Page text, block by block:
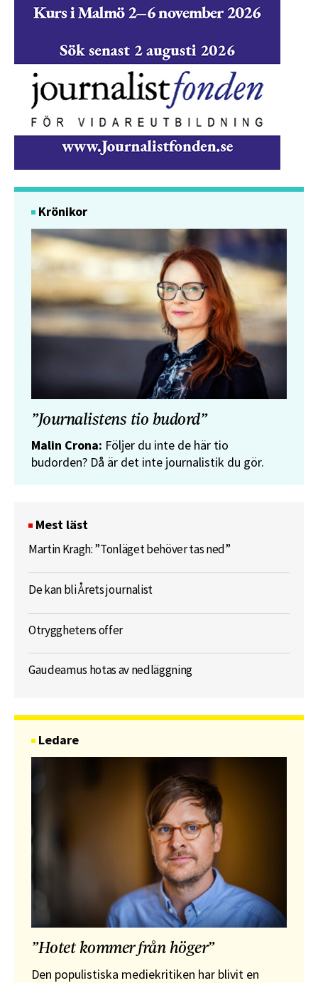
Krönikor
”Journalistens tio budord”
Malin Crona: Följer du inte de här tio
budorden? Då är det inte journalistik du gör.
Mest läst
Martin Kragh: ”Tonläget behöver tas ned”
De kan bli Årets journalist
Otrygghetens offer
Gaudeamus hotas av nedläggning
Ledare
”Hotet kommer från höger”
Den populistiska mediekritiken har blivit en